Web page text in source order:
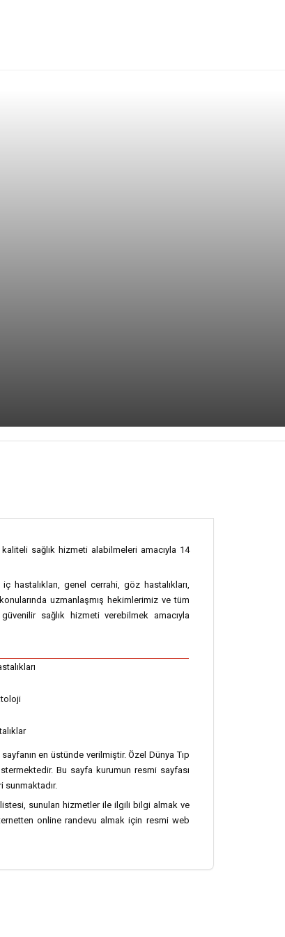
sağlık hizmeti alabilmeleri amacıyla 14
hastalıkları, genel cerrahi, göz hastalıkları,
uzmanlaşmış hekimlerimiz ve tüm
sağlık hizmeti verebilmek amacıyla
en üstünde verilmiştir. Özel Dünya Tıp
Bu sayfa kurumun resmi sayfası
sunmaktadır.
sunulan hizmetler ile ilgili bilgi almak ve
online randevu almak için resmi web